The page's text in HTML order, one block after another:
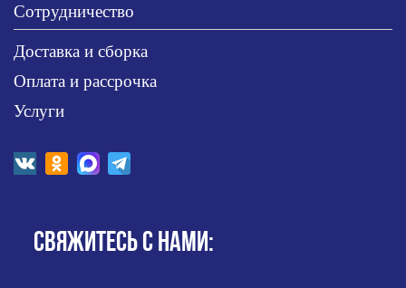
Сотрудничество
Доставка и сборка
Оплата и рассрочка
Услуги
СВЯЖИТЕСЬ С НАМИ: